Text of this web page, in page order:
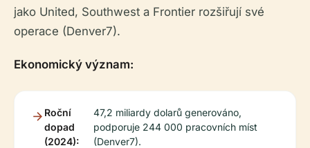
jako United, Southwest a Frontier rozšiřují své
operace (Denver7).
Ekonomický význam:
Roční
dopad
(2024):
47,2 miliardy dolarů generováno,
podporuje 244 000 pracovních míst
(Denver7).